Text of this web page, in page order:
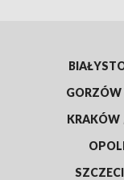
GORZÓW
KRAKÓW